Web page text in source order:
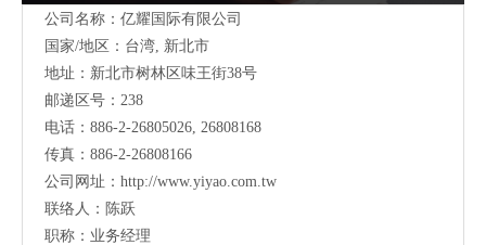
公司名称：亿耀国际有限公司
国家/地区：台湾, 新北市
地址：新北市树林区味王街38号
邮递区号：238
电话：886-2-26805026, 26808168
传真：886-2-26808166
公司网址： http://www.yiyao.com.tw
联络人：陈跃
职称：业务经理